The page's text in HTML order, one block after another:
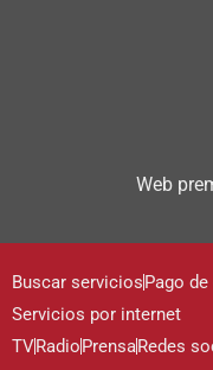
Web
Buscar serviciosPago
Servicios por internet
TVRadioPrensaRedes